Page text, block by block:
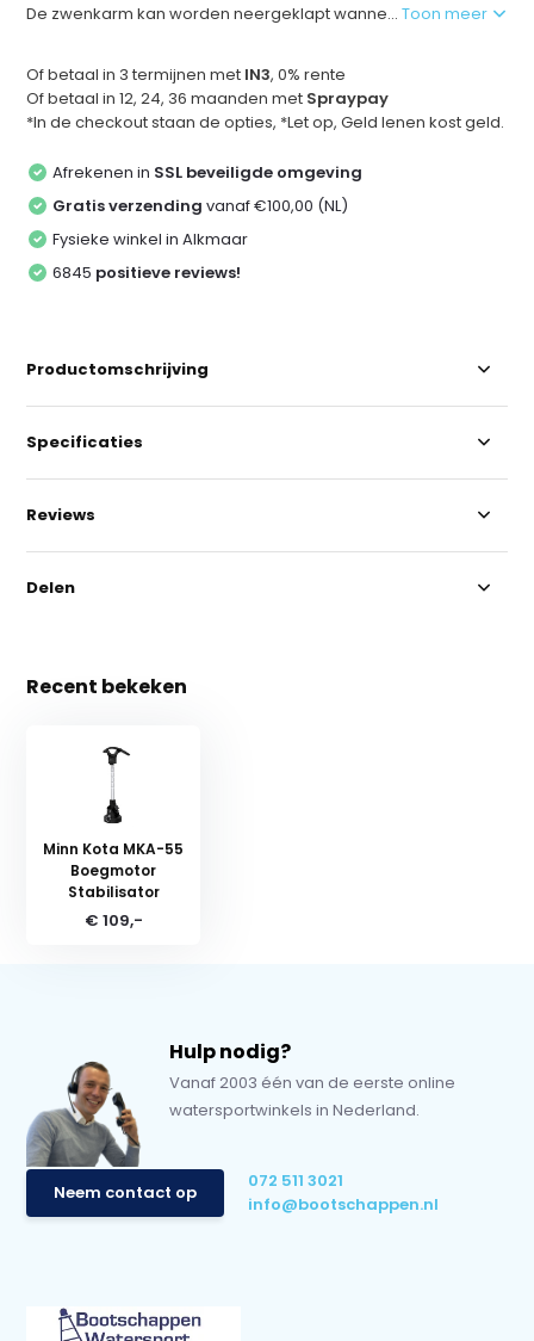
De zwenkarm kan worden neergeklapt wanne...Toon meer
Of betaal in 3 termijnen met IN3, 0% rente
Of betaal in 12, 24, 36 maanden met Spraypay
*In de checkout staan de opties, *Let op, Geld lenen kost geld.
Afrekenen in SSL beveiligde omgeving
Gratis verzending vanaf €100,00 (NL)
Fysieke winkel in Alkmaar
6845 positieve reviews!
Productomschrijving
Specificaties
Reviews
Delen
Recent bekeken
Minn Kota MKA-55
Boegmotor
Stabilisator
€ 109,-
Hulp nodig?
Vanaf 2003 één van de eerste online
watersportwinkels in Nederland.
Neem contact op
072 511 3021
info@bootschappen.nl